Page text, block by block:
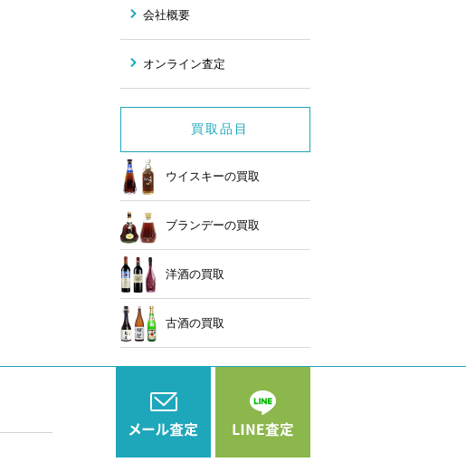
会社概要
オンライン査定
買取品目
ウイスキーの買取
ブランデーの買取
洋酒の買取
古酒の買取